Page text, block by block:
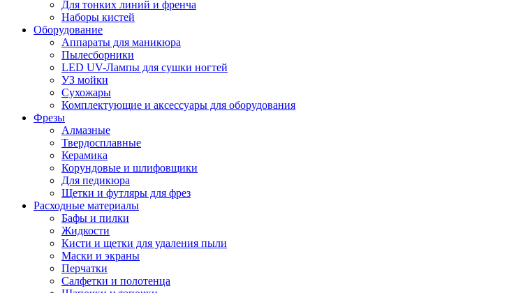
Для тонких линий и френча
Наборы кистей
Оборудование
Аппараты для маникюра
Пылесборники
LED UV-Лампы для сушки ногтей
УЗ мойки
Сухожары
Комплектующие и аксессуары для оборудования
Фрезы
Алмазные
Твердосплавные
Керамика
Корундовые и шлифовщики
Для педикюра
Щетки и футляры для фрез
Расходные материалы
Бафы и пилки
Жидкости
Кисти и щетки для удаления пыли
Маски и экраны
Перчатки
Салфетки и полотенца